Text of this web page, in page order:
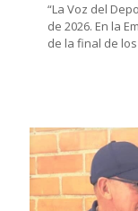
“La Voz del
de 2026. En la
de la final de